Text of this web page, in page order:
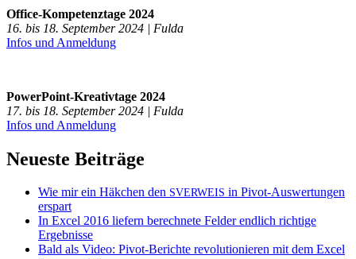
Office-Kompetenztage 2024
16. bis 18. September 2024 | Fulda
Infos und Anmeldung
PowerPoint-Kreativtage 2024
17. bis 18. September 2024 | Fulda
Infos und Anmeldung
Neueste Beiträge
Wie mir ein Häkchen den SVERWEIS in Pivot-Auswertungen
erspart
In Excel 2016 liefern berechnete Felder endlich richtige
Ergebnisse
Bald als Video: Pivot-Berichte revolutionieren mit dem Excel